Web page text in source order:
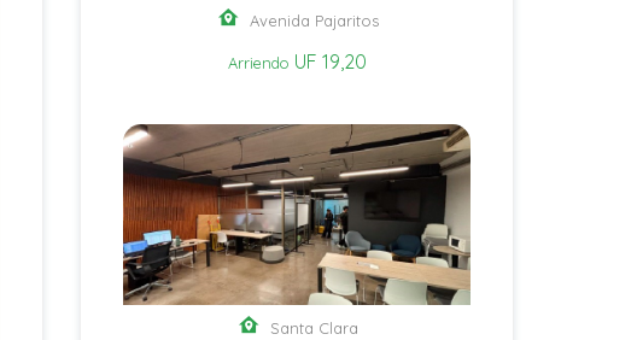
Avenida Pajaritos
Arriendo UF 19,20
Santa Clara